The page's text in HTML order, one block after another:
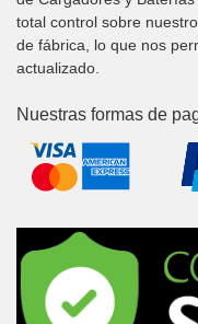
total control sobre
de fábrica, lo que nos
actualizado.
Nuestras formas de